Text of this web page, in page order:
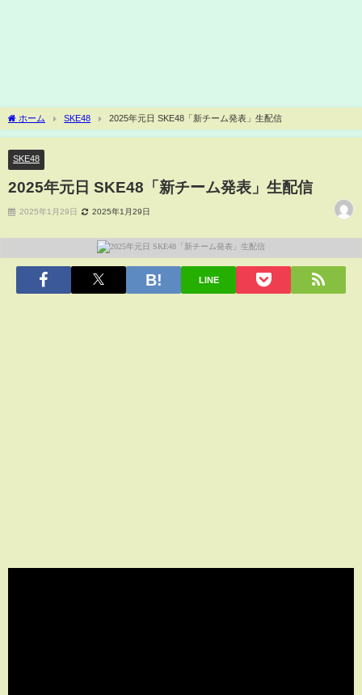
ホーム SKE48 2025年元日 SKE48「新チーム発表」生配信
SKE48
2025年元日 SKE48「新チーム発表」生配信
2025年1月29日 2025年1月29日
LINE